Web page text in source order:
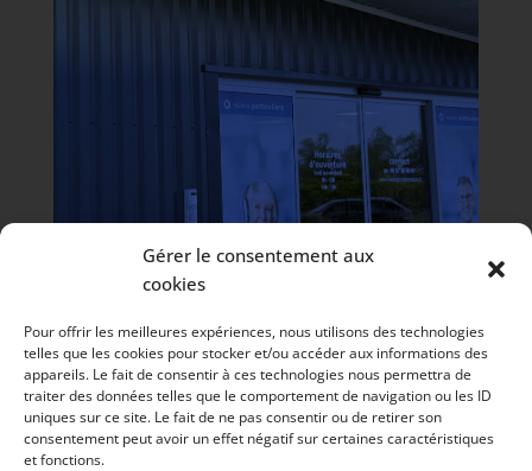
Gérer le consentement aux
cookies
Pour offrir les meilleures expériences, nous utilisons des technologies
telles que les cookies pour stocker et/ou accéder aux informations des
appareils. Le fait de consentir à ces technologies nous permettra de
traiter des données telles que le comportement de navigation ou les ID
uniques sur ce site. Le fait de ne pas consentir ou de retirer son
consentement peut avoir un effet négatif sur certaines caractéristiques
et fonctions.
8 Zone d’Activité Bellevue IV
33710 Pugnac